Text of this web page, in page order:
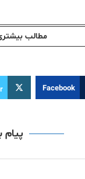
مطالب
Facebook
پیام